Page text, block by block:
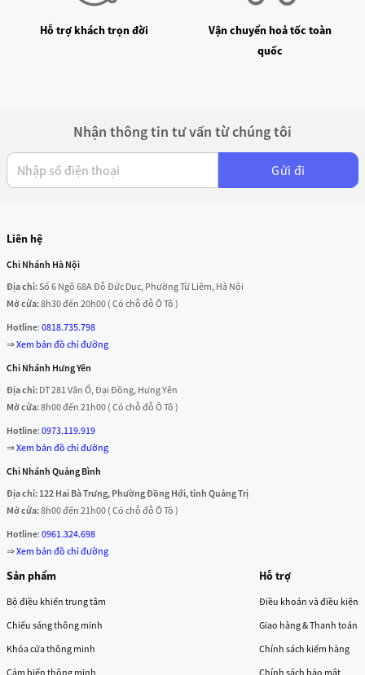
26dB
những ai muốn nâng cấp ngôi nhà thành không gian
. Với khả năng chịu tải lớn, vận hành êm ái, điều khiển
linh hoạt và tích hợp Apple HomeKit, đây là giải pháp rèm thông
minh tối ưu cho
phòng khách, phòng ngủ, văn phòng hoặc các
Hỗ trợ khách trọn đời
Vận chuyển hoả tốc toàn
quốc
Nhận thông tin tư vấn từ chúng tôi
Gửi đi
Liên hệ
Chi Nhánh Hà Nội
Địa chỉ:Số 6 Ngõ 68A Đỗ Đức Dục, Phường Từ Liêm, Hà Nội
Mở cửa:8h30 đến 20h00 ( Có chỗ đỗ Ô Tô )
Hotline: 0818.735.798
⇒Xem bản đồ chỉ đường
Chi Nhánh Hưng Yên
Địa chỉ: DT 281 Văn Ổ, Đại Đồng, Hưng Yên
Mở cửa:8h00 đến 21h00 ( Có chỗ đỗ Ô Tô )
Hotline: 0973.119.919
⇒Xem bản đồ chỉ đường
Chi Nhánh Quảng Bình
Địa chỉ: 122 Hai Bà Trưng, Phường Đồng Hới, tỉnh Quảng Trị
Mở cửa:8h00 đến 21h00 ( Có chỗ đỗ Ô Tô )
Hotline: 0961.324.698
⇒Xem bản đồ chỉ đường
Sản phẩm
Bộ điều khiển trung tâm
Chiếu sáng thông minh
Khóa cửa thông minh
Cảm biến thông minh
Hỗ trợ
Điều khoản và điều kiện
Giao hàng & Thanh toán
Chính sách kiểm hàng
Chính sách bảo mật